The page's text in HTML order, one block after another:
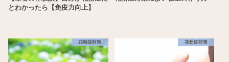
とわかったら【免疫力向上】
花粉症対策 花粉症対策